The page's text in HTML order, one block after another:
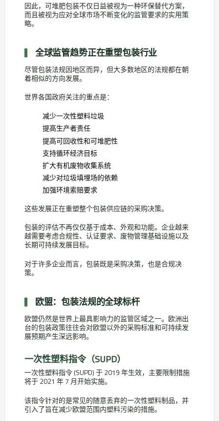
因此，可堆肥包装不仅日益被视为一种环保替代方案，
而且被视为应对全球市场不断变化的监管要求的实用策
略。
全球监管趋势正在重塑包装行业
尽管包装法规因地区而异，但大多数地区的法规都在朝
着相似的方向发展。
世界各国政府关注的重点是：
减少一次性塑料垃圾
提高生产者责任
提高可回收性和可堆肥性
支持循环经济目标
扩大有机废物收集系统
减少对垃圾填埋场的依赖
加强环境索赔要求
这些发展正在重塑整个包装供应链的采购决策。
包装的评估不再仅仅基于成本、外观和功能。企业越来
越需要考虑合规性、认证要求、废物管理基础设施以及
长期可持续发展目标。
对于许多企业而言，包装既是采购决策，也是合规决
策。
欧盟：包装法规的全球标杆
欧盟仍然是世界上最具影响力的监管区域之一。欧洲出
台的包装政策往往会对欧盟以外的采购标准和可持续发
展预期产生深远影响。
一次性塑料指令（SUPD）
一次性塑料指令 (SUPD) 于 2019 年生效，主要限制措施
将于 2021 年 7 月开始实施。
该指令针对的是常见的随意丢弃的一次性塑料制品，并
引入了旨在减少欧盟范围内塑料污染的措施。